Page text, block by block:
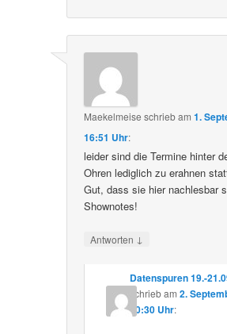
Maekelmeise schriebam1.
16:51 Uhr:
leider sind die Termine hinter
Ohren lediglich zu erahnen
Gut, dass sie hier nachlesbar
Shownotes!
Antworten ↓
Datenspuren 19.-
schriebam 2.
10:30 Uhr: